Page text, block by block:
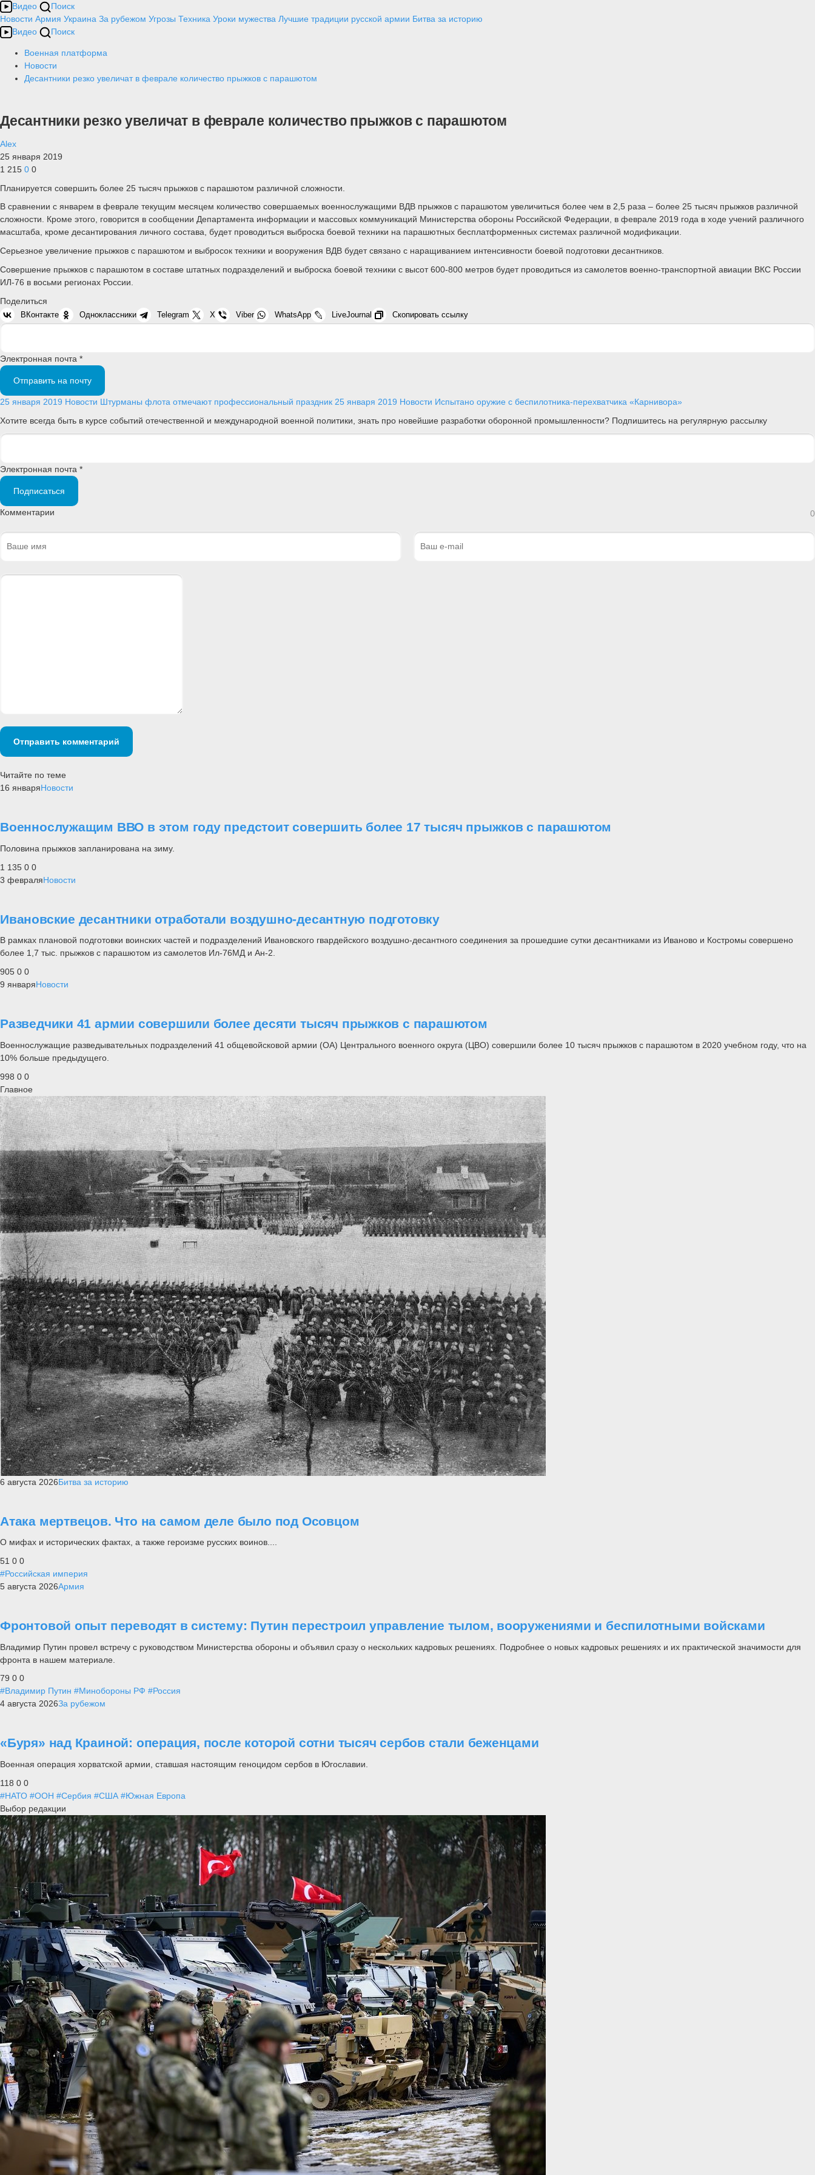
Видео
Поиск
Новости Армия Украина За рубежом Угрозы Техника Уроки мужества Лучшие традиции русской армии Битва за историю
Видео
Поиск
Военная платформа
Новости
Десантники резко увеличат в феврале количество прыжков с парашютом
Десантники резко увеличат в феврале количество прыжков с парашютом
Alex
25 января 2019
1 215 0 0
Планируется совершить более 25 тысяч прыжков с парашютом различной сложности.
В сравнении с январем в феврале текущим месяцем количество совершаемых военнослужащими ВДВ прыжков с парашютом увеличиться более чем в 2,5 раза – более 25 тысяч прыжков различной
сложности. Кроме этого, говорится в сообщении Департамента информации и массовых коммуникаций Министерства обороны Российской Федерации, в феврале 2019 года в ходе учений различного
масштаба, кроме десантирования личного состава, будет проводиться выброска боевой техники на парашютных бесплатформенных системах различной модификации.
Серьезное увеличение прыжков с парашютом и выбросок техники и вооружения ВДВ будет связано с наращиванием интенсивности боевой подготовки десантников.
Совершение прыжков с парашютом в составе штатных подразделений и выброска боевой техники с высот 600-800 метров будет проводиться из самолетов военно-транспортной авиации ВКС России
ИЛ-76 в восьми регионах России.
Поделиться
ВКонтакте Одноклассники Telegram X Viber WhatsApp LiveJournal Скопировать ссылку
Электронная почта *
Отправить на почту
25 января 2019 Новости Штурманы флота отмечают профессиональный праздник 25 января 2019 Новости Испытано оружие с беспилотника-перехватчика «Карнивора»
Хотите всегда быть в курсе событий отечественной и международной военной политики, знать про новейшие разработки оборонной промышленности? Подпишитесь на регулярную рассылку
Электронная почта *
Подписаться
Комментарии 0
Отправить комментарий
Читайте по теме
16 январяНовости
Военнослужащим ВВО в этом году предстоит совершить более 17 тысяч прыжков с парашютом
Половина прыжков запланирована на зиму.
1 135 0 0
3 февраляНовости
Ивановские десантники отработали воздушно-десантную подготовку
В рамках плановой подготовки воинских частей и подразделений Ивановского гвардейского воздушно-десантного соединения за прошедшие сутки десантниками из Иваново и Костромы совершено
более 1,7 тыс. прыжков с парашютом из самолетов Ил-76МД и Ан-2.
905 0 0
9 январяНовости
Разведчики 41 армии совершили более десяти тысяч прыжков с парашютом
Военнослужащие разведывательных подразделений 41 общевойсковой армии (ОА) Центрального военного округа (ЦВО) совершили более 10 тысяч прыжков с парашютом в 2020 учебном году, что на
10% больше предыдущего.
998 0 0
Главное
6 августа 2026Битва за историю
Атака мертвецов. Что на самом деле было под Осовцом
О мифах и исторических фактах, а также героизме русских воинов....
51 0 0
#Российская империя
5 августа 2026Армия
Фронтовой опыт переводят в систему: Путин перестроил управление тылом, вооружениями и беспилотными войсками
Владимир Путин провел встречу с руководством Министерства обороны и объявил сразу о нескольких кадровых решениях. Подробнее о новых кадровых решениях и их практической значимости для
фронта в нашем материале.
79 0 0
#Владимир Путин #Минобороны РФ #Россия
4 августа 2026За рубежом
«Буря» над Краиной: операция, после которой сотни тысяч сербов стали беженцами
Военная операция хорватской армии, ставшая настоящим геноцидом сербов в Югославии.
118 0 0
#НАТО #ООН #Сербия #США #Южная Европа
Выбор редакции